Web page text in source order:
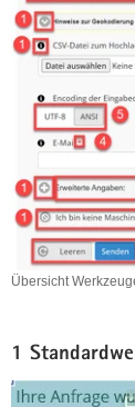
Übersicht
1